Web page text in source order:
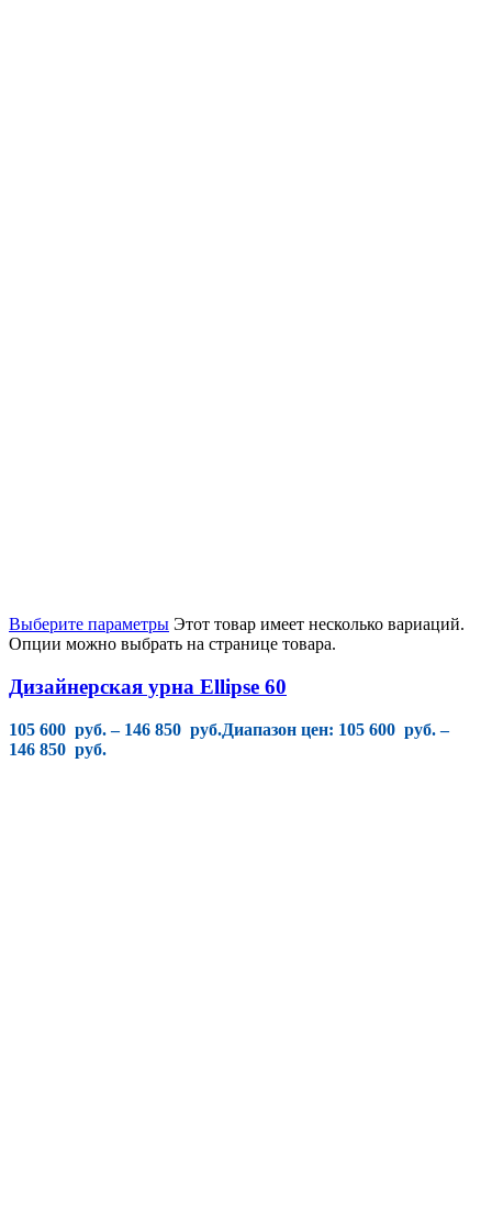
Выберите параметры Этот товар имеет несколько вариаций.
Опции можно выбрать на странице товара.
Дизайнерская урна Ellipse 60
105 600 руб. – 146 850 руб.Диапазон цен: 105 600 руб. –
146 850 руб.